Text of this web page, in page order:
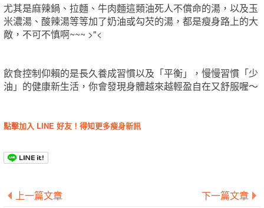
尤其是麻辣鍋、拉麵、牛肉麵這類油死人不償命的湯，以及玉
米濃湯、酸辣湯等等加了奶油或勾芡的湯，都是瘦身路上的大
敵，不可不慎啊~~~ >"<
飲食控制仰賴的是長久養成習慣以及「平衡」，慢慢習慣「少
油」的健康新生活，你會發現身體越來越輕盈自在又舒服喔～
點擊加入 LINE 好友！得知更多瘦身新訊
上一篇文章 下一篇文章